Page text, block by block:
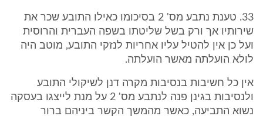
33. טענת נתבע מס' 2 בסיכומו כאילו התובע שכר את
שירותיו אך ורק בשל שליטתו בשפה העברית והרוסית
ועל כן אין להטיל עליו אחריות לנזקי התובע, מוטב היה
לולא הועלתה מאשר הועלתה.
אין כל חשיבות בנסיבות מקרה דנן לשיקולי התובע
ולנסיבות בגינן פנה לנתבע מס' 2 על מנת לייצגו בעסקה
נשוא התביעה, כאשר מהמשך הקשר ביניהם ברור